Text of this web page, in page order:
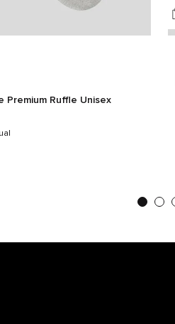
Premium Ruffle Unisex